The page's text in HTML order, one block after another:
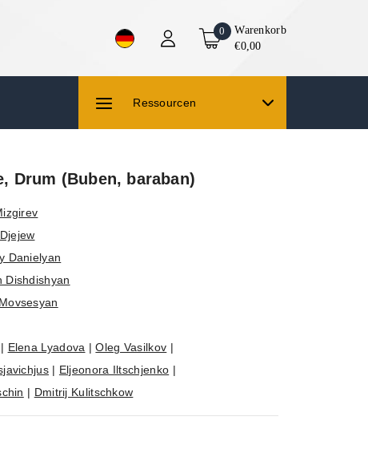
0
Warenkorb
€0,00
Ressourcen
Drum (Buben, baraban)
Danielyan
Dishdishyan
| Elena Lyadova |Oleg Vasilkov |
| Eljeonora Iltschjenko |
| Dmitrij Kulitschkow